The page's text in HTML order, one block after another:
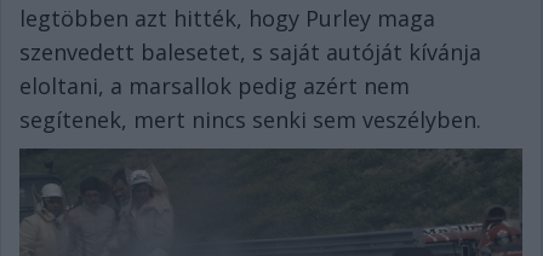
legtöbben azt hitték, hogy Purley maga
szenvedett balesetet, s saját autóját kívánja
eloltani, a marsallok pedig azért nem
segítenek, mert nincs senki sem veszélyben.